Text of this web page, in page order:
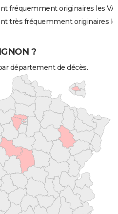
fréquemment originaires les
très fréquemment originaires
?
département de décès.